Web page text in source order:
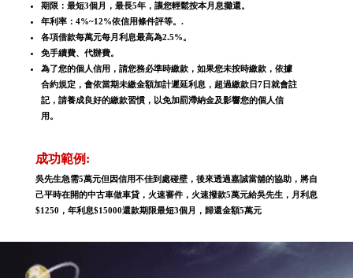
期限：最短3個月，最長5年，讓您輕鬆按本月息攤還。
年利率：4%~12%依信用條件評等。.
各項借款每萬元每月利息最高為2.5%。
免手續費、代辦費。
為了您的個人信用，請您務必準時繳款，如果您未按時繳款，依據
合約規定，會依當期未繳金額加計遲延利息，超過繳款日7日就會註
記，請養成良好的繳款習慣，以免加罰滯納金及影響您的個人信
用。
成功範例:
吳先生急需5萬元但因信用不佳到處碰壁，後來透過嘉誠當舖的協助，將自
己平時在開的中古車做車貸，火速審件，火速撥款5萬元給吳先生，月利息
$1250，年利息$15000還款期限最短3個月，歸還金額5萬元